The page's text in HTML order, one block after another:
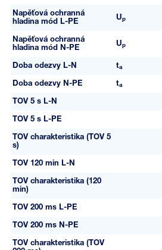
Napěťová ochranná
hladina mód L-PE
Up
Napěťová ochranná
hladina mód N-PE
Up
Doba odezvy L-N ta
Doba odezvy N-PE ta
TOV 5 s L-N
TOV 5 s L-PE
TOV charakteristika (TOV 5
s)
TOV 120 min L-N
TOV charakteristika (120
min)
TOV 200 ms L-PE
TOV 200 ms N-PE
TOV charakteristika (TOV